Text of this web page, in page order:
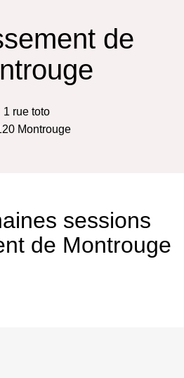
de
1 rue toto
Montrouge
sessions
de Montrouge